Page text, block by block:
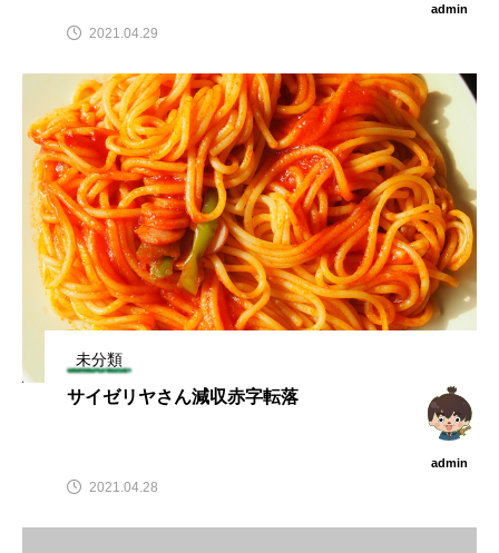
admin
2021.04.29
未分類
サイゼリヤさん減収赤字転落
admin
2021.04.28